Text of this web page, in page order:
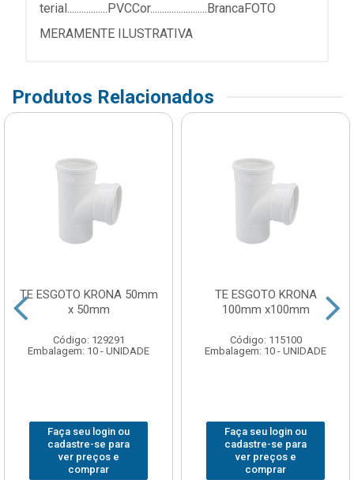
terial.................PVCCor........................BrancaFOTO
MERAMENTE ILUSTRATIVA
Produtos Relacionados
TE ESGOTO KRONA 50mm
x 50mm
Código: 129291
Embalagem: 10 - UNIDADE
Faça seu login ou
cadastre-se para
ver preços e
comprar
TE ESGOTO KRONA
100mm x100mm
Código: 115100
Embalagem: 10 - UNIDADE
Faça seu login ou
cadastre-se para
ver preços e
comprar